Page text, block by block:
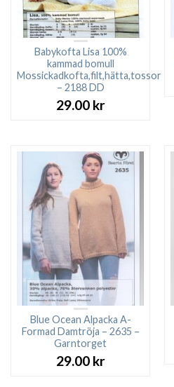
Babykofta Lisa 100%
kammad bomull
Mossickadkofta,filt,hätta,tossor
– 2188 DD
29.00 kr
Blue Ocean Alpacka A-
Formad Damtröja – 2635 –
Garntorget
29.00 kr